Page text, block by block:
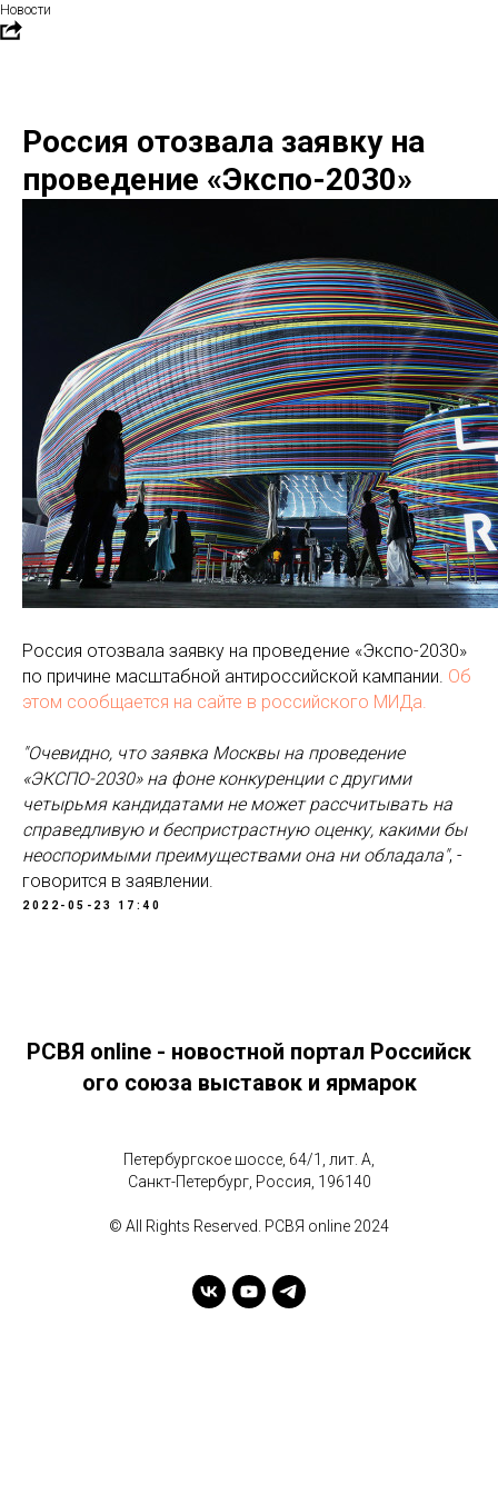
Новости
Россия отозвала заявку на
проведение «Экспо-2030»
Россия отозвала заявку на проведение «Экспо-2030»
по причине масштабной антироссийской кампании. Об
этом сообщается на сайте в российского МИДа.
"Очевидно, что заявка Москвы на проведение
«ЭКСПО-2030» на фоне конкуренции с другими
четырьмя кандидатами не может рассчитывать на
справедливую и беспристрастную оценку, какими бы
неоспоримыми преимуществами она ни обладала", -
говорится в заявлении.
2022-05-23 17:40
РСВЯ online - новостной портал Российск
ого союза выставок и ярмарок
Петербургское шоссе, 64/1, лит. А,
Санкт-Петербург, Россия, 196140
© All Rights Reserved. РСВЯ online 2024